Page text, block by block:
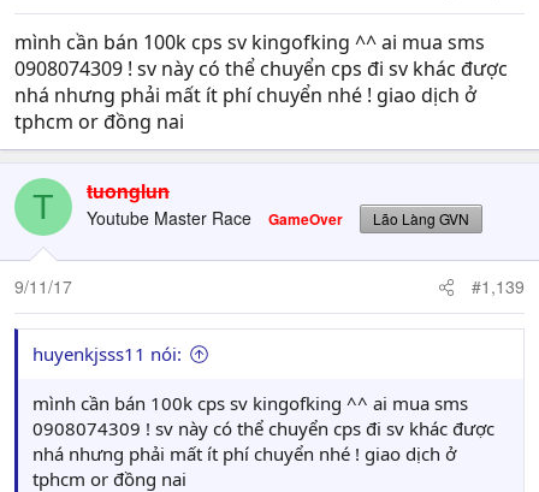
mình cần bán 100k cps sv kingofking ^^ ai mua sms
0908074309 ! sv này có thể chuyển cps đi sv khác được
nhá nhưng phải mất ít phí chuyển nhé ! giao dịch ở
tphcm or đồng nai
T tuonglun
Youtube Master Race GameOver Lão Làng GVN
9/11/17 #1,139
huyenkjsss11 nói:
mình cần bán 100k cps sv kingofking ^^ ai mua sms
0908074309 ! sv này có thể chuyển cps đi sv khác được
nhá nhưng phải mất ít phí chuyển nhé ! giao dịch ở
tphcm or đồng nai